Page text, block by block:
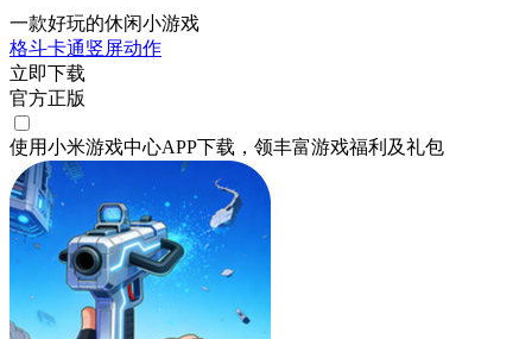
一款好玩的休闲小游戏
格斗卡通竖屏动作
立即下载
官方正版
使用小米游戏中心APP下载 ，领丰富游戏福利 及礼包